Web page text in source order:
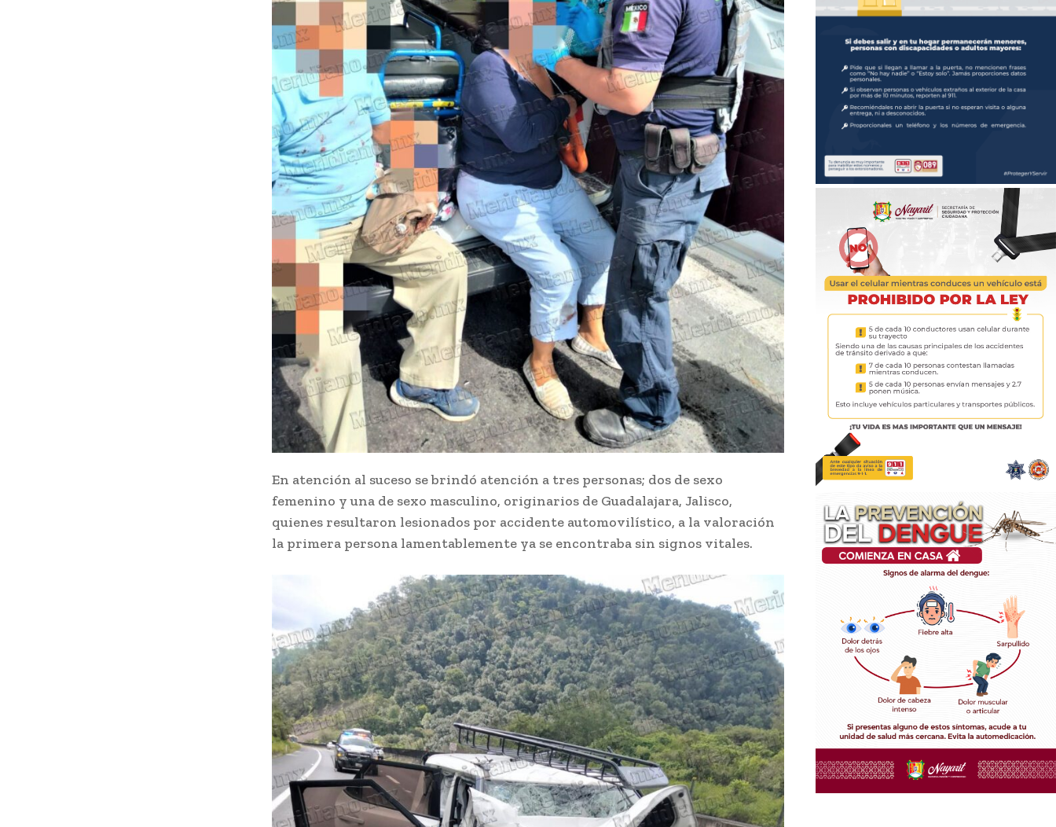
En atención al suceso se brindó atención a tres personas; dos de sexo
femenino y una de sexo masculino, originarios de Guadalajara, Jalisco,
quienes resultaron lesionados por accidente automovilístico, a la valoración
la primera persona lamentablemente ya se encontraba sin signos vitales.